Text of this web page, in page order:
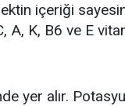
içeriği
A, K, B6 ve E
yer alır.